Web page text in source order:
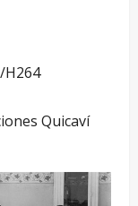
H264
Quicaví